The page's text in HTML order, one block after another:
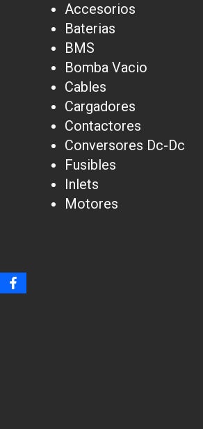
Accesorios
Baterias
BMS
Bomba Vacio
Cables
Cargadores
Contactores
Conversores Dc-Dc
Fusibles
Inlets
Motores